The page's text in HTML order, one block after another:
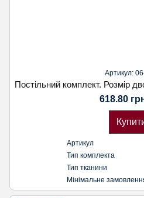
Артикул:
618.80
Артикул
Тип комплекта
Тип тканини
Мінімальне